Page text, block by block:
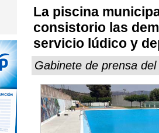
La piscina
consistorio las
servicio lúdico y
Gabinete de prensa